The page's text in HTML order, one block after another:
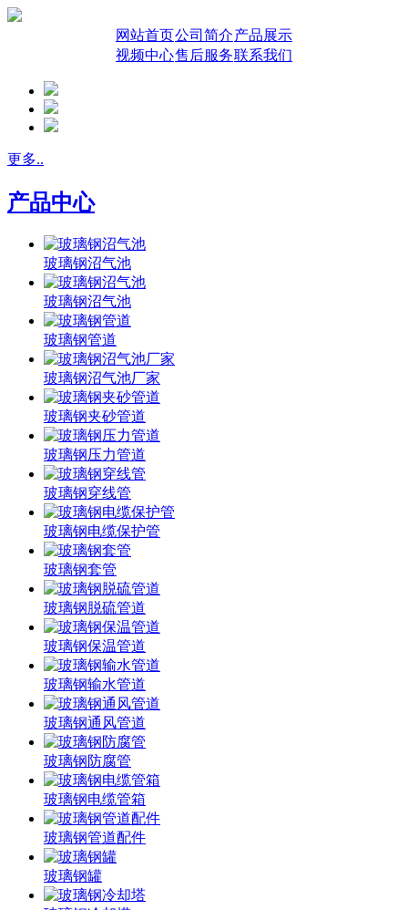
网站首页公司简介产品展示
视频中心售后服务联系我们
更多..
产品中心
玻璃钢沼气池
玻璃钢沼气池
玻璃钢管道
玻璃钢沼气池厂家
玻璃钢夹砂管道
玻璃钢压力管道
玻璃钢穿线管
玻璃钢电缆保护管
玻璃钢套管
玻璃钢脱硫管道
玻璃钢保温管道
玻璃钢输水管道
玻璃钢通风管道
玻璃钢防腐管
玻璃钢电缆管箱
玻璃钢管道配件
玻璃钢罐